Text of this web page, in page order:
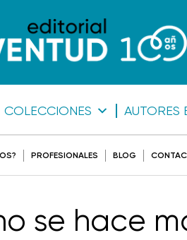
COLECCIONES AUTORES
PROFESIONALES BLOG
se hace